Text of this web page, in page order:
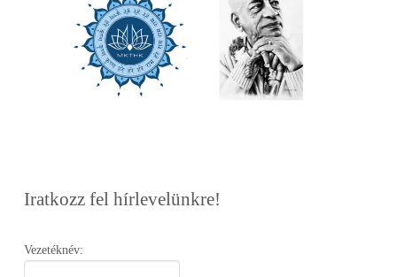
Iratkozz fel hírlevelünkre!
Vezetéknév: